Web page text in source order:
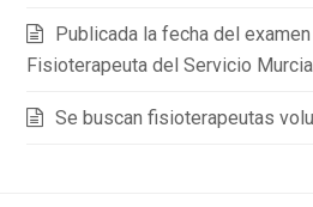
Publicada la fecha del
Fisioterapeuta del Servicio
Se buscan fisioterapeutas